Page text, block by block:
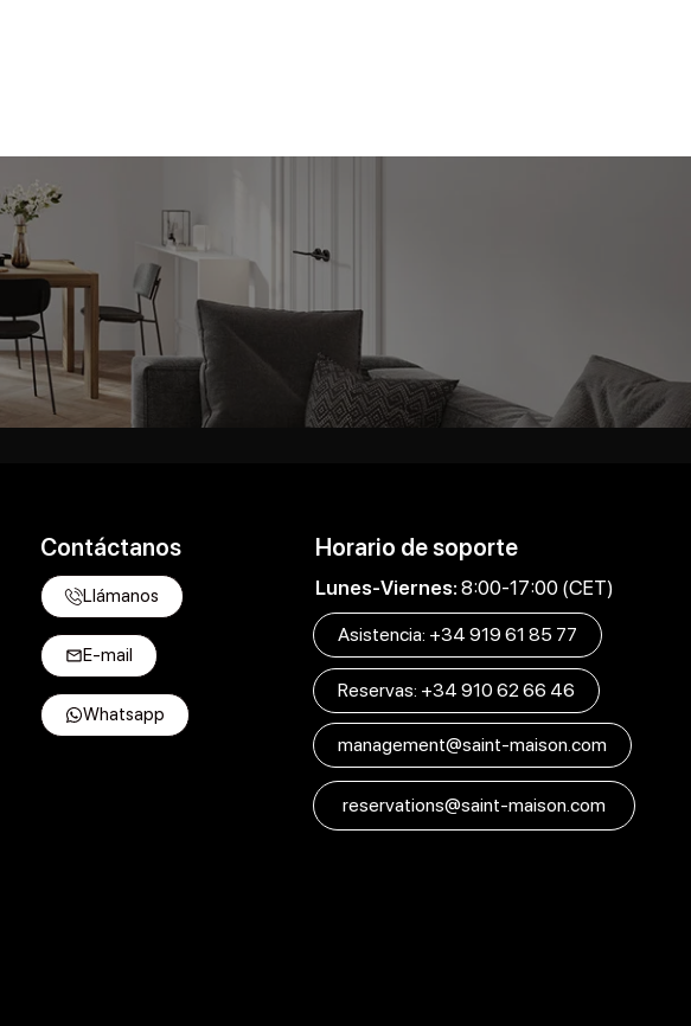
Contáctanos
Llámanos
E-mail
Whatsapp
Horario de soporte
Lunes-Viernes: 8:00-17:00 (CET)
Asistencia: +34 919 61 85 77
Reservas: +34 910 62 66 46
management@saint-maison.com
reservations@saint-maison.com